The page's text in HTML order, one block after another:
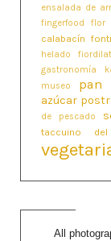
ensalada de
fingerfood
flor
calabacín
helado
gastronomía
museo pan
azúcar
de pescado
taccuino
All